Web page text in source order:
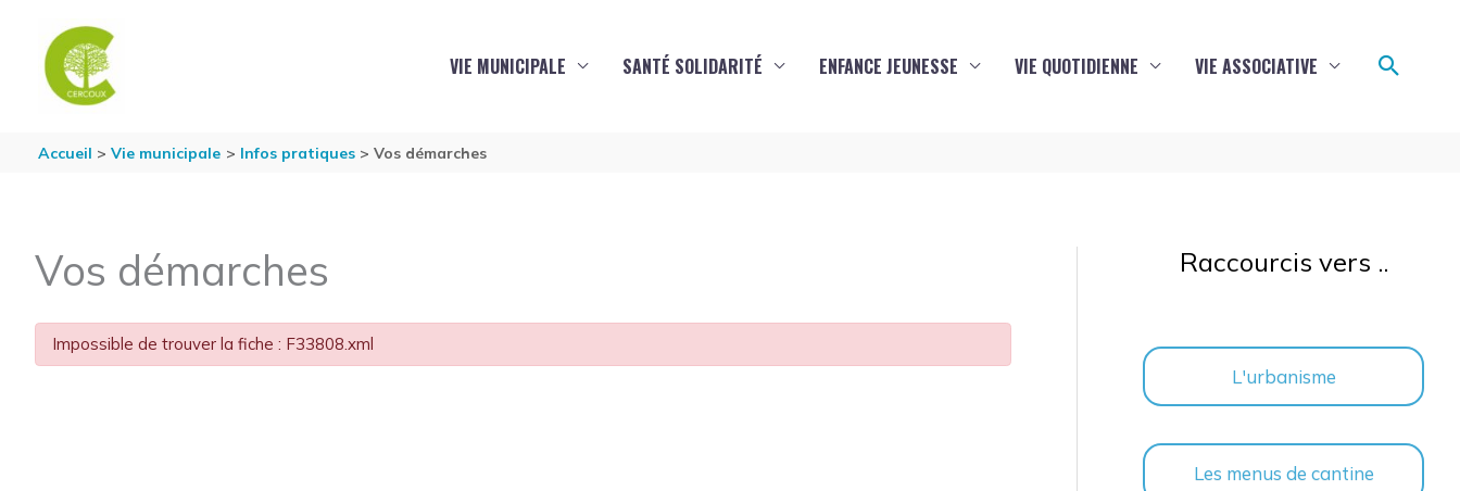
VIE MUNICIPALE SANTÉ SOLIDARITÉ ENFANCE JEUNESSE VIE QUOTIDIENNE VIE ASSOCIATIVE
Accueil Vie municipale Infos pratiques Vos démarches
Vos démarches
Impossible de trouver la fiche : F33808.xml
Raccourcis vers ..
L'urbanisme
Les menus de cantine